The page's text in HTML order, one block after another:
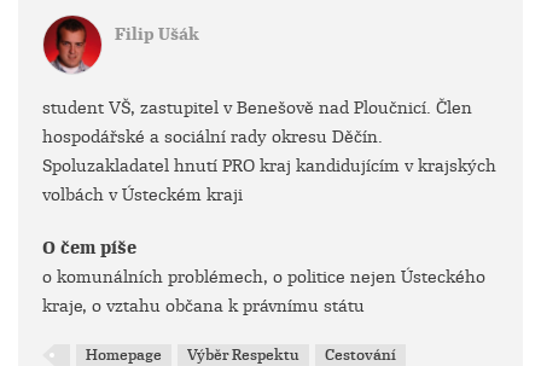
Filip Ušák
student VŠ, zastupitel v Benešově nad Ploučnicí. Člen
hospodářské a sociální rady okresu Děčín.
Spoluzakladatel hnutí PRO kraj kandidujícím v krajských
volbách v Ústeckém kraji
O čem píše
o komunálních problémech, o politice nejen Ústeckého
kraje, o vztahu občana k právnímu státu
Homepage Výběr Respektu
Cestování